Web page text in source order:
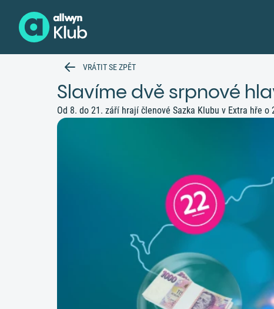
VRÁTIT SE ZPĚT
Slavíme dvě srpnové
Od 8. do 21. září hrají členové Sazka Klubu v Extra hře